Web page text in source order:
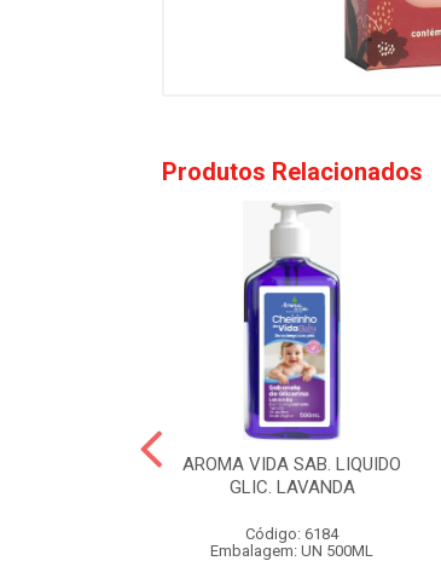
Produtos Relacionados
AROMA VIDA SAB. LIQUIDO
GLIC. LAVANDA
Código: 6184
Embalagem: UN 500ML